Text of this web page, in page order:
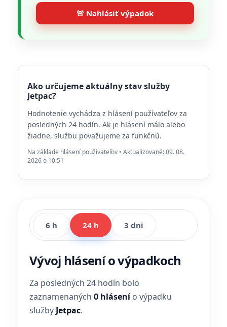
🚨 Nahlásiť výpadok
Ako určujeme aktuálny stav služby
Jetpac?
Hodnotenie vychádza z hlásení používateľov za
posledných 24 hodín. Ak je hlásení málo alebo
žiadne, službu považujeme za funkčnú.
Na základe hlásení používateľov • Aktualizované: 09. 08.
2026 o 10:51
6 h 24 h 3 dni
Vývoj hlásení o výpadkoch
Za posledných 24 hodín bolo
zaznamenaných 0 hlásenío výpadku
služby Jetpac.